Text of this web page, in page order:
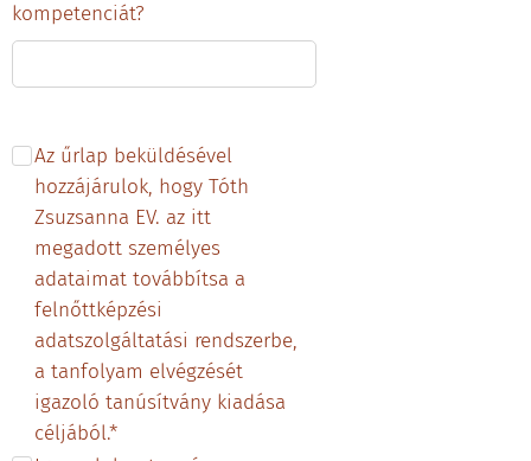
kompetenciát?
Az űrlap beküldésével
hozzájárulok, hogy Tóth
Zsuzsanna EV. az itt
megadott személyes
adataimat továbbítsa a
felnőttképzési
adatszolgáltatási rendszerbe,
a tanfolyam elvégzését
igazoló tanúsítvány kiadása
céljából.*